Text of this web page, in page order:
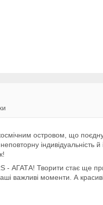
островом, що поєднує
індивідуальність й
- АГАТА! Творити стає ще
важливі моменти. А